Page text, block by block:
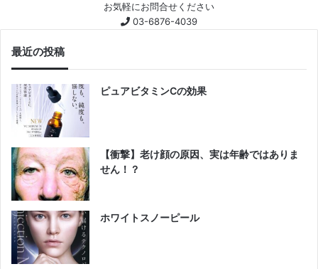
お気軽にお問合せください
03-6876-4039
最近の投稿
ピュアビタミンCの効果
【衝撃】老け顔の原因、実は年齢ではありま
せん！？
ホワイトスノーピール